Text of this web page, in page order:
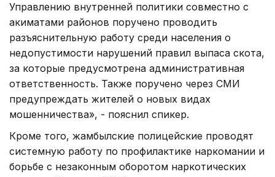
Управлению внутренней политики совместно с
акиматами районов поручено проводить
разъяснительную работу среди населения о
недопустимости нарушений правил выпаса скота,
за которые предусмотрена административная
ответственность. Также поручено через СМИ
предупреждать жителей о новых видах
мошенничества», - пояснил спикер.
Кроме того, жамбылские полицейские проводят
системную работу по профилактике наркомании и
борьбе с незаконным оборотом наркотических